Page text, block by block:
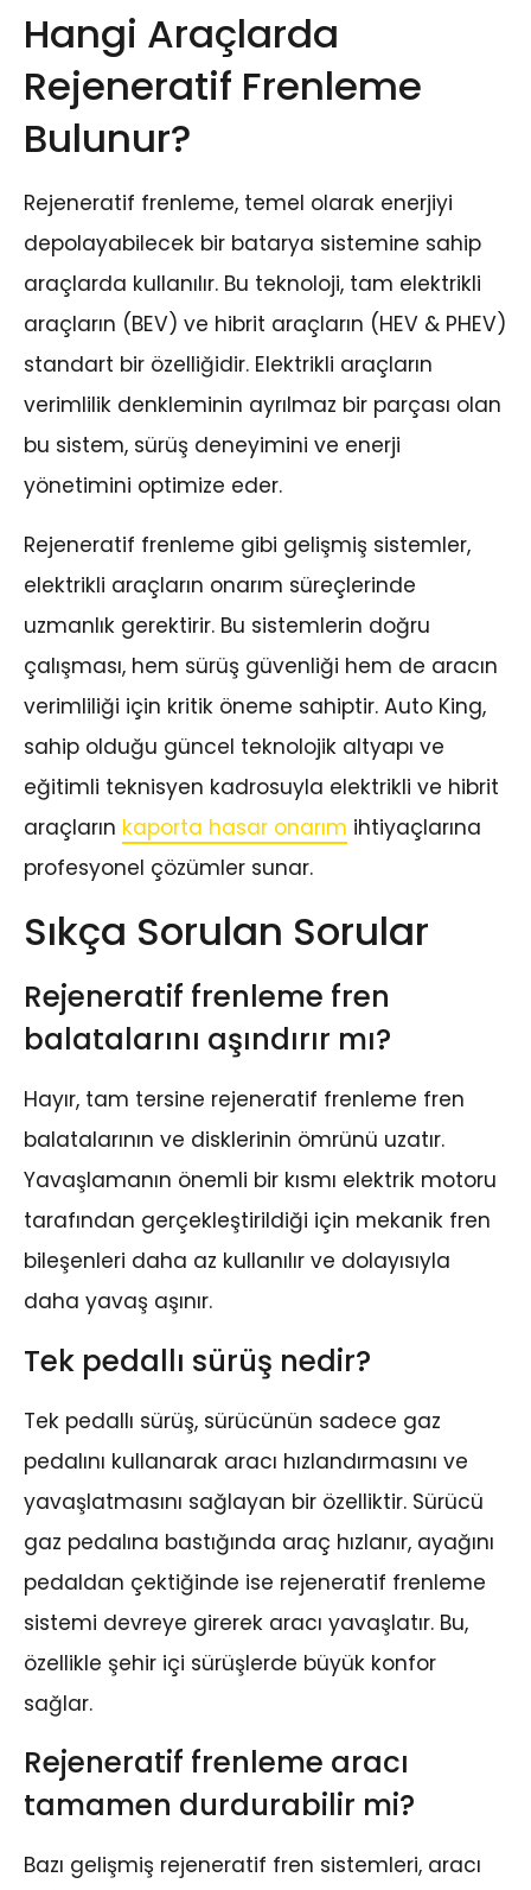
Hangi Araçlarda
Rejeneratif Frenleme
Bulunur?
Rejeneratif frenleme, temel olarak enerjiyi
depolayabilecek bir batarya sistemine sahip
araçlarda kullanılır. Bu teknoloji, tam elektrikli
araçların (BEV) ve hibrit araçların (HEV & PHEV)
standart bir özelliğidir. Elektrikli araçların
verimlilik denkleminin ayrılmaz bir parçası olan
bu sistem, sürüş deneyimini ve enerji
yönetimini optimize eder.
Rejeneratif frenleme gibi gelişmiş sistemler,
elektrikli araçların onarım süreçlerinde
uzmanlık gerektirir. Bu sistemlerin doğru
çalışması, hem sürüş güvenliği hem de aracın
verimliliği için kritik öneme sahiptir. Auto King,
sahip olduğu güncel teknolojik altyapı ve
eğitimli teknisyen kadrosuyla elektrikli ve hibrit
araçların kaporta hasar onarım ihtiyaçlarına
profesyonel çözümler sunar.
Sıkça Sorulan Sorular
Rejeneratif frenleme fren
balatalarını aşındırır mı?
Hayır, tam tersine rejeneratif frenleme fren
balatalarının ve disklerinin ömrünü uzatır.
Yavaşlamanın önemli bir kısmı elektrik motoru
tarafından gerçekleştirildiği için mekanik fren
bileşenleri daha az kullanılır ve dolayısıyla
daha yavaş aşınır.
Tek pedallı sürüş nedir?
Tek pedallı sürüş, sürücünün sadece gaz
pedalını kullanarak aracı hızlandırmasını ve
yavaşlatmasını sağlayan bir özelliktir. Sürücü
gaz pedalına bastığında araç hızlanır, ayağını
pedaldan çektiğinde ise rejeneratif frenleme
sistemi devreye girerek aracı yavaşlatır. Bu,
özellikle şehir içi sürüşlerde büyük konfor
sağlar.
Rejeneratif frenleme aracı
tamamen durdurabilir mi?
Bazı gelişmiş rejeneratif fren sistemleri, aracı